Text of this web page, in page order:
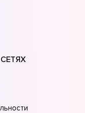
СЕТЯХ